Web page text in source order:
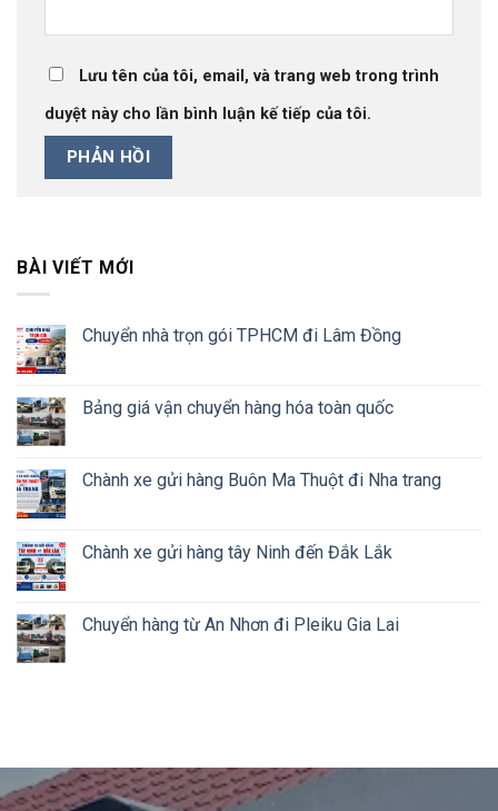
Lưu tên của tôi, email, và trang web trong trình
duyệt này cho lần bình luận kế tiếp của tôi.
BÀI VIẾT MỚI
Chuyển nhà trọn gói TPHCM đi Lâm Đồng
Bảng giá vận chuyển hàng hóa toàn quốc
Chành xe gửi hàng Buôn Ma Thuột đi Nha trang
Chành xe gửi hàng tây Ninh đến Đắk Lắk
Chuyển hàng từ An Nhơn đi Pleiku Gia Lai